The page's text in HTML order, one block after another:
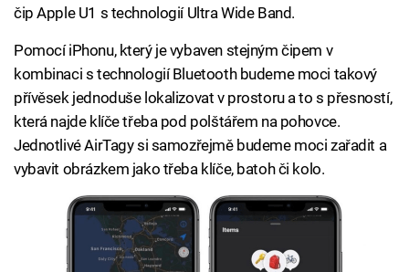
čip Apple U1 s technologií Ultra Wide Band.
Pomocí iPhonu, který je vybaven stejným čipem v
kombinaci s technologií Bluetooth budeme moci takový
přívěsek jednoduše lokalizovat v prostoru a to s přesností,
která najde klíče třeba pod polštářem na pohovce.
Jednotlivé AirTagy si samozřejmě budeme moci zařadit a
vybavit obrázkem jako třeba klíče, batoh či kolo.